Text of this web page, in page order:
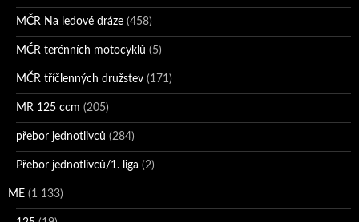
MČR Na ledové dráze (458)
MČR terénních motocyklů (5)
MČR tříčlenných družstev (171)
MR 125 ccm (205)
přebor jednotlivců (284)
Přebor jednotlivců/1. liga (2)
ME (1 133)